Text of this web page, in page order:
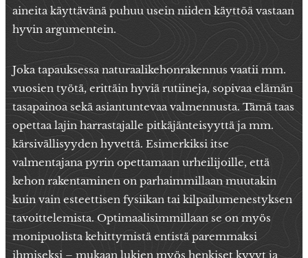
aineita käyttävänä puhuu usein niiden käyttöä vastaan
hyvin argumentein.
Joka tapauksessa naturaalikehonrakennus vaatii mm.
vuosien työtä, erittäin hyviä rutiineja, sopivaa elämän
tasapainoa sekä asiantuntevaa valmennusta. Tämä taas
opettaa lajin harrastajalle pitkäjänteisyyttä ja mm.
kärsivällisyyden hyvettä. Esimerkiksi itse
valmentajana pyrin opettamaan urheilijoille, että
kehon rakentaminen on parhaimmillaan muutakin
kuin vain esteettisen fysiikan tai kilpailumenestyksen
tavoittelemista. Optimaalisimmillaan se on myös
monipuolista kehittymistä entistä paremmaksi
ihmiseksi – mukaan lukien myös henkiset kyvyt ja